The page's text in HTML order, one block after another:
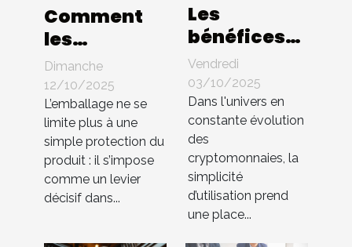
Comment
les
innovations
en
packaging
influencent-
elles les
ventes ?
Dimanche
12/10/2025
L’emballage ne se
limite plus à une
simple protection du
produit : il s’impose
comme un levier
décisif dans...
Les
bénéfices
d'une
interface
utilisateur
intuitive
dans les
échanges
de cryptos
Vendredi
03/10/2025
Dans l'univers en
constante évolution
des
cryptomonnaies, la
simplicité
d’utilisation prend
une place...